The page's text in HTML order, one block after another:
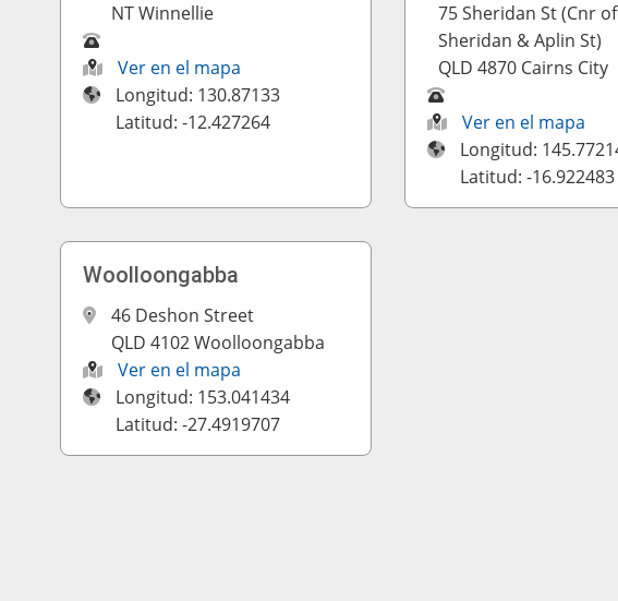
NT Winnellie
Ver en el mapa
Longitud: 130.87133
Latitud: -12.427264
75 Sheridan St (Cnr of
Sheridan & Aplin St)
QLD 4870 Cairns City
Ver en el mapa
Longitud:
Latitud: -16.922483
Woolloongabba
46 Deshon Street
QLD 4102 Woolloongabba
Ver en el mapa
Longitud: 153.041434
Latitud: -27.4919707